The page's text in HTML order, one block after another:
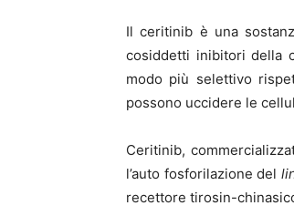
Il ceritinib è una
cosiddetti inibitori della
modo più selettivo
possono uccidere le
Ceritinib,
l’auto fosforilazione del
recettore tirosin-